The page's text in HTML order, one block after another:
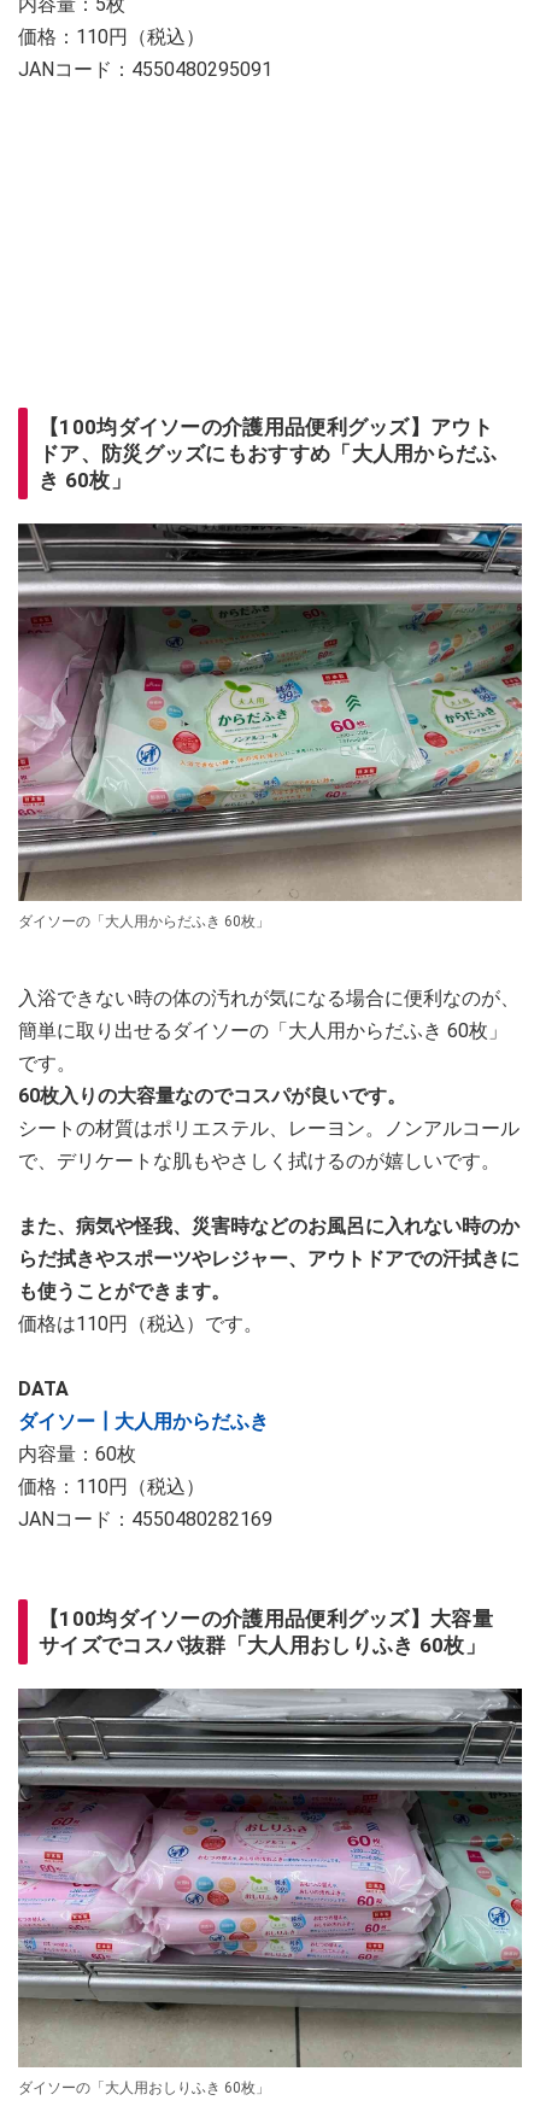
価格：110円（税込）
JANコード：4550480295091
【100均ダイソーの介護用品便利グッズ】アウト
ドア、防災グッズにもおすすめ「大人用からだふ
き 60枚」
ダイソーの「大人用からだふき 60枚」
入浴できない時の体の汚れが気になる場合に便利なのが、
簡単に取り出せるダイソーの「大人用からだふき 60枚」
です。
60枚入りの大容量なのでコスパが良いです。
シートの材質はポリエステル、レーヨン。ノンアルコール
で、デリケートな肌もやさしく拭けるのが嬉しいです。
また、病気や怪我、災害時などのお風呂に入れない時のか
らだ拭きやスポーツやレジャー、アウトドアでの汗拭きに
も使うことができます。
価格は110円（税込）です。
DATA
ダイソー┃大人用からだふき
内容量：60枚
価格：110円（税込）
JANコード：4550480282169
【100均ダイソーの介護用品便利グッズ】大容量
サイズでコスパ抜群「大人用おしりふき 60枚」
ダイソーの「大人用おしりふき 60枚」